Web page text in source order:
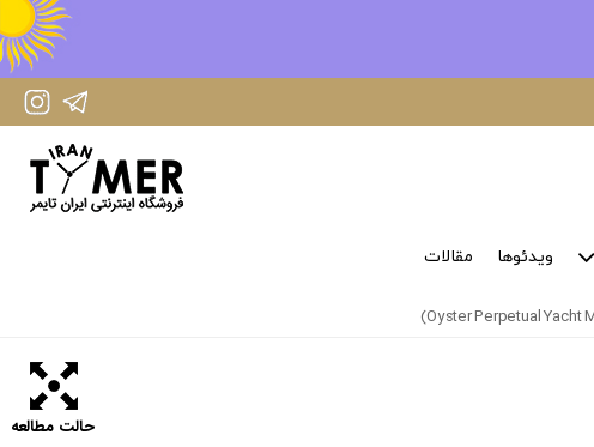
IranTimer Instagram Page
ویدئوها مقالات
حالت مطالعه